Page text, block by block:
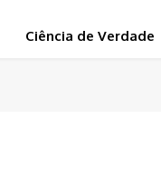
Ciência de Verdade